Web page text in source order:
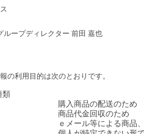
ループディレクター 前田 嘉也
の利用目的は次のとおりです。
類
購入商品の配送のため
商品代金回収のため
ｅメール等による商品